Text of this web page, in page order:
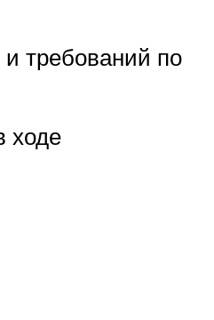
требований по
ходе